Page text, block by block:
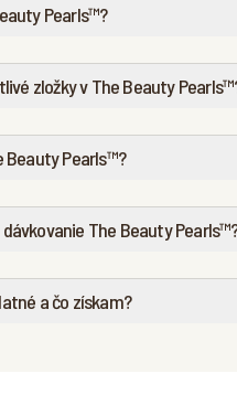
Pearls™?
zložky v The Beauty
Beauty Pearls™?
The Beauty
a čo získam?